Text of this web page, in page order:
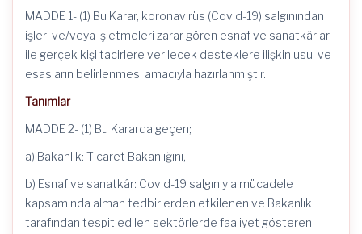
MADDE 1- (1) Bu Karar, koronavirüs (Covid-19) salgınından
işleri ve/veya işletmeleri zarar gören esnaf ve sanatkârlar
ile gerçek kişi tacirlere verilecek desteklere ilişkin usul ve
esasların belirlenmesi amacıyla hazırlanmıştır..
Tanımlar
MADDE 2- (1) Bu Kararda geçen;
a) Bakanlık: Ticaret Bakanlığını,
b) Esnaf ve sanatkâr: Covid-19 salgınıyla mücadele
kapsamında alman tedbirlerden etkilenen ve Bakanlık
tarafından tespit edilen sektörlerde faaliyet gösteren